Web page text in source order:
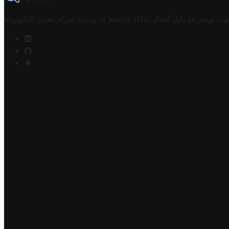
تونس هو دليل أعمال تملكه وتحتفظ به وتديره شركة مخزن التكنولوجيا